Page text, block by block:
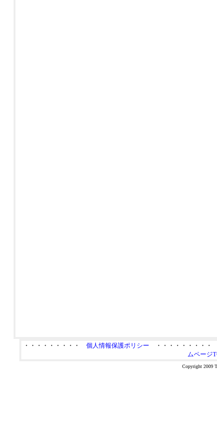
・・・・・・・・・ 個人情報保護ポリシー ・・・・・・・・
ムページ
Copyright 2009